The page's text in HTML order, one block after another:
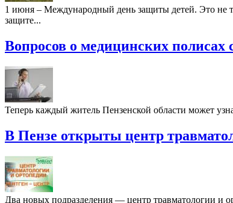
1 июня – Международный день защиты детей. Это не
защите...
Вопросов о медицинских полисах
Теперь каждый житель Пензенской области может
В Пензе открыты центр
Два новых подразделения — центр травматологии и